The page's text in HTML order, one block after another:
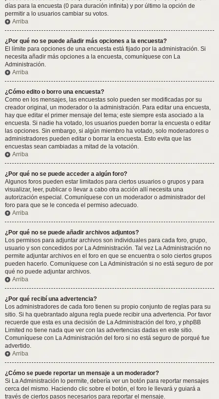
días para la encuesta (0 para duración infinita) y por último la opción de
permitir a lo usuarios cambiar su votos.
Arriba
¿Por qué no se puede añadir más opciones a la encuesta?
El límite para opciones de una encuesta está fijado por la administración. Si
necesita añadir más opciones a la encuesta, comuníquese con La
Administración.
Arriba
¿Cómo edito o borro una encuesta?
Como en los mensajes, las encuestas solo pueden ser modificadas por su
creador original, un moderador o la administración. Para editar una encuesta,
hay que editar el primer mensaje del tema; este siempre esta asociado a la
encuesta. Si nadie ha votado, los usuarios pueden borrar la encuesta o editar
las opciones. Sin embargo, si algún miembro ha votado, solo moderadores o
administradores pueden editar o borrar la encuesta. Esto evita que las
encuestas sean cambiadas a mitad de la votación.
Arriba
¿Por qué no se puede acceder a algún foro?
Algunos foros pueden estar limitados para ciertos usuarios o grupos y para
visualizar, leer, publicar o llevar a cabo otra acción allí necesita una
autorización especial. Comuníquese con un moderador o administrador del
foro para que se le conceda el permiso adecuado.
Arriba
¿Por qué no se puede añadir archivos adjuntos?
Los permisos para adjuntar archivos son individuales para cada foro, grupo,
usuario y son concedidos por La Administración. Tal vez La Administración no
permite adjuntar archivos en el foro en que se encuentra o solo ciertos grupos
pueden hacerlo. Comuníquese con La Administración si no está seguro de por
qué no puede adjuntar archivos.
Arriba
¿Por qué recibí una advertencia?
Los administradores de cada foro tienen su propio conjunto de reglas para su
sitio. Si ha quebrantado alguna regla puede recibir una advertencia. Por favor
recuerde que esta es una decisión de La Administración del foro, y phpBB
Limited no tiene nada que ver con las advertencias dadas en este sitio.
Comuníquese con La Administración del foro si no está seguro de porqué fue
advertido.
Arriba
¿Cómo se puede reportar un mensaje a un moderador?
Si La Administración lo permite, debería ver un botón para reportar mensajes
cerca del mismo. Haciendo clic sobre el botón, el foro le llevará y guiará a
través de ciertos pasos necesarios para reportar el mensaje.